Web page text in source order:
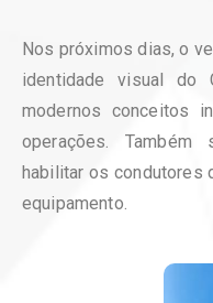
Nos próximos dias, o
identidade visual do
modernos conceitos
operações.
habilitar os condutores
equipamento.